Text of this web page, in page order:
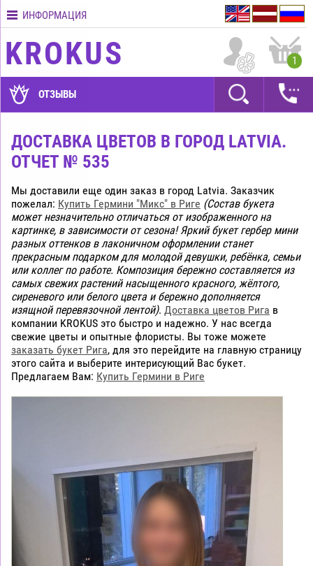
Контакты
Условия
ГАРАНТИИ
оплатить?
Как
заказ?
ИНФОРМАЦИЯ
KROKUS 1
ОТЗЫВЫ
ДОСТАВКА ЦВЕТОВ В ГОРОД LATVIA.
ОТЧЕТ № 535
Мы доставили еще один заказ в город Latvia. Заказчик
пожелал: Купить Гермини "Микс" в Риге (Состав букета
может незначительно отличаться от изображенного на
картинке, в зависимости от сезона! Яркий букет гербер мини
разных оттенков в лаконичном оформлении станет
прекрасным подарком для молодой девушки, ребёнка, семьи
или коллег по работе. Композиция бережно составляется из
самых свежих растений насыщенного красного, жёлтого,
сиреневого или белого цвета и бережно дополняется
изящной перевязочной лентой). Доставка цветов Рига в
компании KROKUS это быстро и надежно. У нас всегда
свежие цветы и опытные флористы. Вы тоже можете
заказать букет Рига, для это перейдите на главную страницу
этого сайта и выберите интерисующий Вас букет.
Предлагаем Вам: Купить Гермини в Риге